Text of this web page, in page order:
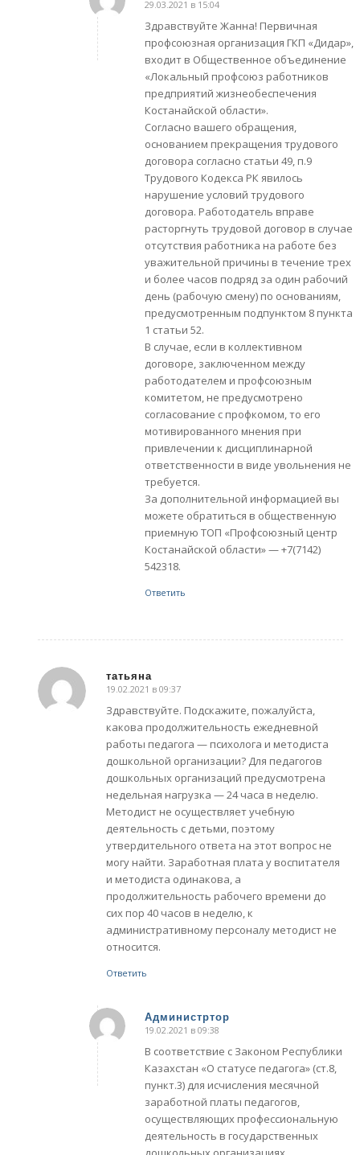
говорит:
29.03.2021 в 15:04
Здравствуйте Жанна! Первичная
профсоюзная организация ГКП «Дидар»,
входит в Общественное объединение
«Локальный профсоюз работников
предприятий жизнеобеспечения
Костанайской области».
Согласно вашего обращения,
основанием прекращения трудового
договора согласно статьи 49, п.9
Трудового Кодекса РК явилось
нарушение условий трудового
договора. Работодатель вправе
расторгнуть трудовой договор в случае
отсутствия работника на работе без
уважительной причины в течение трех
и более часов подряд за один рабочий
день (рабочую смену) по основаниям,
предусмотренным подпунктом 8 пункта
1 статьи 52.
В случае, если в коллективном
договоре, заключенном между
работодателем и профсоюзным
комитетом, не предусмотрено
согласование с профкомом, то его
мотивированного мнения при
привлечении к дисциплинарной
ответственности в виде увольнения не
требуется.
За дополнительной информацией вы
можете обратиться в общественную
приемную ТОП «Профсоюзный центр
Костанайской области» — +7(7142)
542318.
Ответить
татьяна
говорит:
19.02.2021 в 09:37
Здравствуйте. Подскажите, пожалуйста,
какова продолжительность ежедневной
работы педагога — психолога и методиста
дошкольной организации? Для педагогов
дошкольных организаций предусмотрена
недельная нагрузка — 24 часа в неделю.
Методист не осуществляет учебную
деятельность с детьми, поэтому
утвердительного ответа на этот вопрос не
могу найти. Заработная плата у воспитателя
и методиста одинакова, а
продолжительность рабочего времени до
сих пор 40 часов в неделю, к
административному персоналу методист не
относится.
Ответить
Администртор
говорит:
19.02.2021 в 09:38
В соответствие с Законом Республики
Казахстан «О статусе педагога» (ст.8,
пункт.3) для исчисления месячной
заработной платы педагогов,
осуществляющих профессиональную
деятельность в государственных